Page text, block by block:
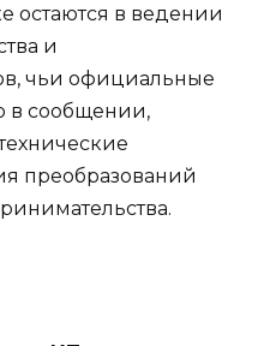
остаются в ведении
и
чьи официальные
в сообщении,
преобразований